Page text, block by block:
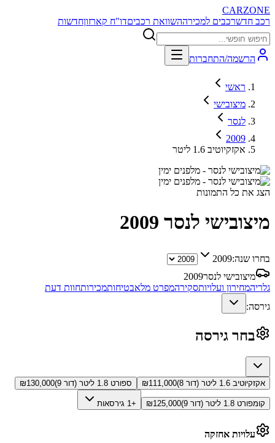
CARZONE
רכב חדשרכבים למכירההשוואת רכביםדו"ח קארזוןחדשות
הרשמה/התחברות
ראשי
מיצובישי
לנסר
2009
אקזקיוטיב 1.6 ליטר
הצג את כל התמונות
מיצובישי לנסר 2009
בחרו שנה:2009
מיצובישי לנסר2009
גלריהמחירון ועלויותסקירהמפרט מלאבטיחותמכירותחוות דעת
גירסה:
בחר גירסה
אקזקיוטיב 1.6 ליטר (דור 8) ₪111,000 ספורט 1.8 ליטר (דור 9) ₪130,000
קומפורט 1.8 ליטר (דור 9) ₪125,000 +1 גירסאות
עלויות אחזקה